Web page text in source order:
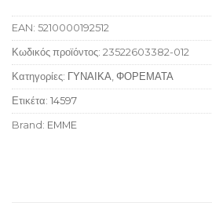
EAN: 5210000192512
Κωδικός προϊόντος: 23522603382-012
Κατηγορίες: ΓΥΝΑΙΚΑ, ΦΟΡΕΜΑΤΑ
Ετικέτα: 14597
Brand: EMME